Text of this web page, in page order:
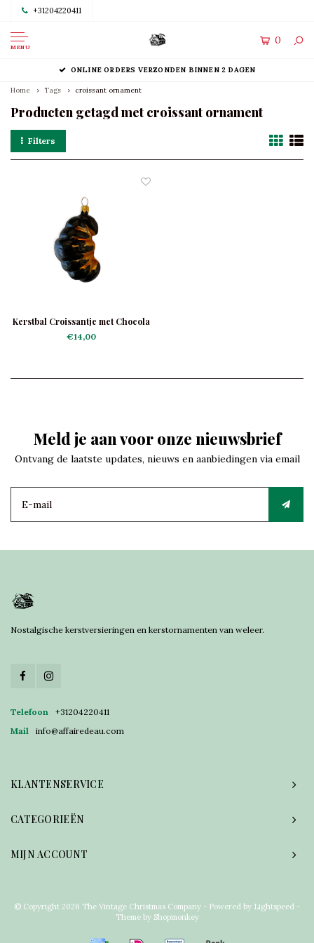
+31204220411
MENU
0
ONLINE ORDERS VERZONDEN BINNEN 2 DAGEN
Home Tags croissant ornament
Producten getagd met croissant ornament
Filters
Kerstbal Croissantje met Chocola
€14,00
Meld je aan voor onze nieuwsbrief
Ontvang de laatste updates, nieuws en aanbiedingen via email
Nostalgische kerstversieringen en kerstornamenten van weleer.
Telefoon
+31204220411
Mail
info@affairedeau.com
KLANTENSERVICE
CATEGORIEËN
MIJN ACCOUNT
© Copyright 2026 The Vintage Christmas Company - Powered by Lightspeed -
Theme by Shopmonkey